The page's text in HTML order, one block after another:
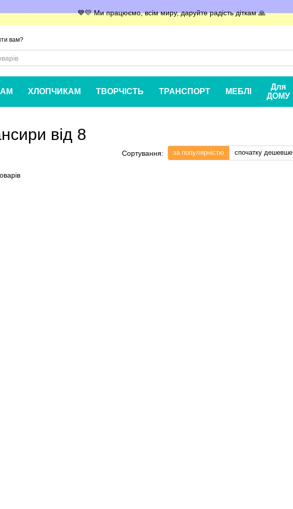
💙💛 Ми працюємо, всім миру, даруйте радість діткам 🙏
вам?
ХЛОПЧИКАМ ТВОРЧІСТЬ ТРАНСПОРТ МЕБЛІ
Для
ДОМУ
від 8
Сортування: за популярністю спочатку дешевше